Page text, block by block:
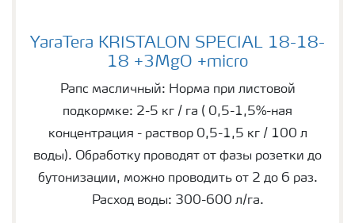
YaraTera KRISTALON SPECIAL 18-18-
18 +3MgO +micro
Рапс масличный: Норма при листовой
подкормке: 2-5 кг / га ( 0,5-1,5%-ная
концентрация - раствор 0,5-1,5 кг / 100 л
воды). Обработку проводят от фазы розетки до
бутонизации, можно проводить от 2 до 6 раз.
Расход воды: 300-600 л/га.